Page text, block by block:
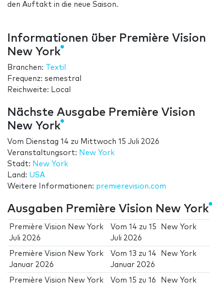
den Auftakt in die neue Saison.
Informationen über Première Vision
New York
Branchen:
Textil
Frequenz: semestral
Reichweite: Local
Nächste Ausgabe Première Vision
New York
Vom Dienstag 14 zu Mittwoch 15 Juli 2026
Veranstaltungsort: New York
Stadt: New York
Land: USA
Weitere Informationen: premierevision.com
Ausgaben Première Vision New York
Première Vision New York
Juli 2026
Vom14 zu15
Juli 2026
New York
Première Vision New York
Januar 2026
Vom13 zu14
Januar 2026
New York
Première Vision New York
Vom15 zu16
New York